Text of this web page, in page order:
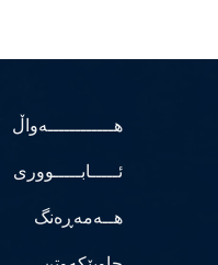
هــــــــــــەواڵ
ئـــــابـــــووری
هــەمەڕەنگ